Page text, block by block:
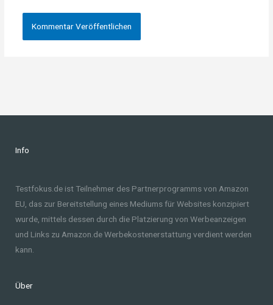
Info
Testfokus.de ist Teilnehmer des Partnerprogramms von Amazon
EU, das zur Bereitstellung eines Mediums für Websites konzipiert
wurde, mittels dessen durch die Platzierung von Werbeanzeigen
und Links zu Amazon.de Werbekostenerstattung verdient werden
kann.
Über